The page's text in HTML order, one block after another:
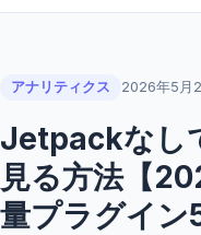
アナリティクス 2026年5月
Jetpackなし
見る方法【
量プラグイン